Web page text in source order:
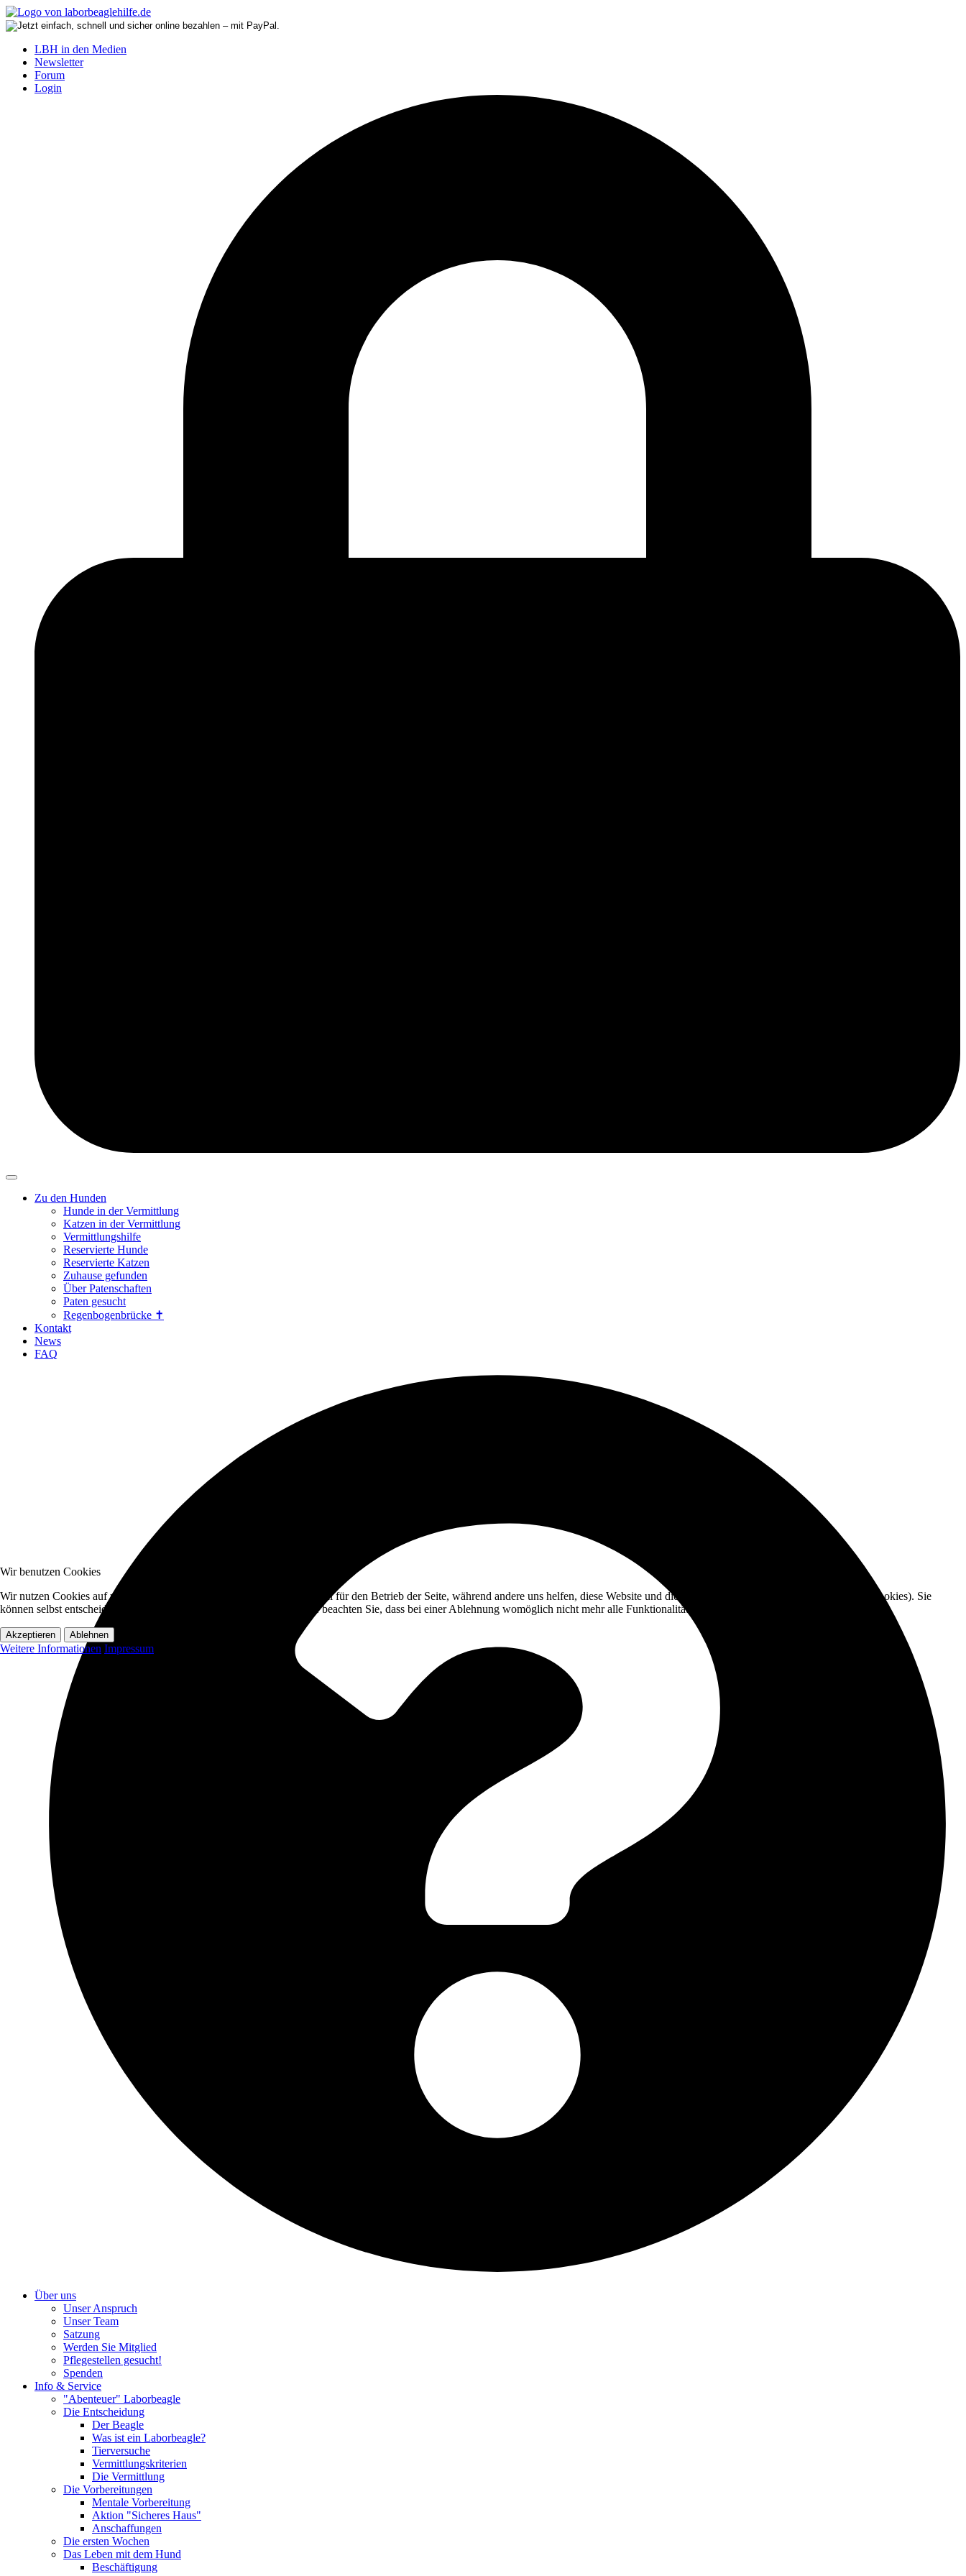
LBH in den Medien
Newsletter
Forum
Login
Zu den Hunden
Hunde in der Vermittlung
Katzen in der Vermittlung
Vermittlungshilfe
Reservierte Hunde
Reservierte Katzen
Zuhause gefunden
Über Patenschaften
Paten gesucht
Regenbogenbrücke ✝
Kontakt
News
FAQ
Über uns
Unser Anspruch
Unser Team
Satzung
Werden Sie Mitglied
Pflegestellen gesucht!
Spenden
Info & Service
"Abenteuer" Laborbeagle
Die Entscheidung
Der Beagle
Was ist ein Laborbeagle?
Tierversuche
Vermittlungskriterien
Die Vermittlung
Die Vorbereitungen
Mentale Vorbereitung
Aktion "Sicheres Haus"
Anschaffungen
Die ersten Wochen
Das Leben mit dem Hund
Beschäftigung
Wir benutzen Cookies
Wir nutzen Cookies auf unserer Website. Einige von ihnen sind essenziell für den Betrieb der Seite, während andere uns helfen, diese Website und die Nutzererfahrung zu verbessern (Tracking Cookies). Sie
können selbst entscheiden, ob Sie die Cookies zulassen möchten. Bitte beachten Sie, dass bei einer Ablehnung womöglich nicht mehr alle Funktionalitäten der Seite zur Verfügung stehen.
Akzeptieren Ablehnen
Weitere Informationen Impressum